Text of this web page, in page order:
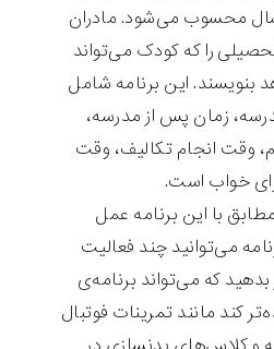
محسوب می‌شود. مادران
را که کودک می‌تواند
بنویسند. این برنامه شامل
زمان پس از مدرسه،
وقت انجام تکالیف، وقت
خواب است.
با این برنامه عمل
می‌توانید چند فعالیت
بدهید که می‌تواند برنامه‌ی
کند مانند تمرینات فوتبال